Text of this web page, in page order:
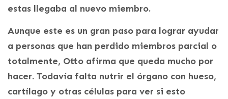
estas llegaba al nuevo miembro.
Aunque este es un gran paso para lograr ayudar
a personas que han perdido miembros parcial o
totalmente, Otto afirma que queda mucho por
hacer. Todavía falta nutrir el órgano con hueso,
cartílago y otras células para ver si esto